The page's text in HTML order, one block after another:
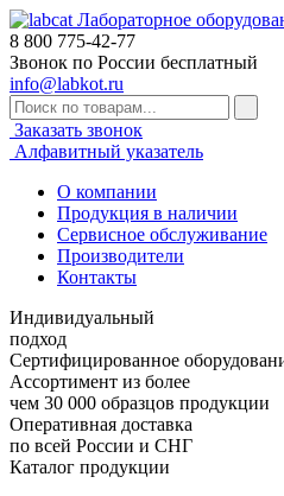
Лабораторное
8 800 775-42-77
Звонок по России бесплатный
info@labkot.ru
Заказать звонок
Алфавитный указатель
О компании
Продукция в наличии
Сервисное обслуживание
Производители
Контакты
Индивидуальный
подход
Сертифицированное
Ассортимент из более
чем 30 000 образцов продукции
Оперативная доставка
по всей России и СНГ
Каталог продукции